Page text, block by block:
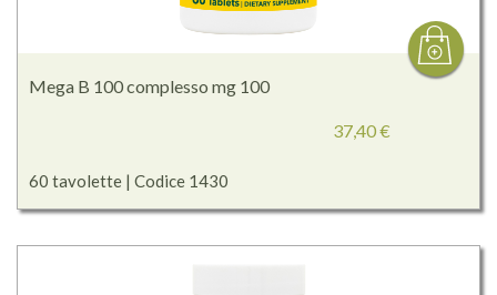
Mega B 100 complesso mg 100
60 tavolette | Codice 1430
37,40 €